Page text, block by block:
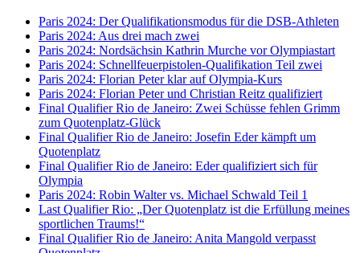
Paris 2024: Der Qualifikationsmodus für die DSB-Athleten
Paris 2024: Aus drei mach zwei
Paris 2024: Nordsächsin Kathrin Murche vor Olympiastart
Paris 2024: Schnellfeuerpistolen-Qualifikation Teil zwei
Paris 2024: Florian Peter klar auf Olympia-Kurs
Paris 2024: Florian Peter und Christian Reitz qualifiziert
Final Qualifier Rio de Janeiro: Zwei Schüsse fehlen Grimm
zum Quotenplatz-Glück
Final Qualifier Rio de Janeiro: Josefin Eder kämpft um
Quotenplatz
Final Qualifier Rio de Janeiro: Eder qualifiziert sich für
Olympia
Paris 2024: Robin Walter vs. Michael Schwald Teil 1
Last Qualifier Rio: „Der Quotenplatz ist die Erfüllung meines
sportlichen Traums!“
Final Qualifier Rio de Janeiro: Anita Mangold verpasst